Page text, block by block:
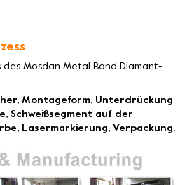
des Mosdan Metal Bond Diamant-
Montageform, Unterdrückung
Schweißsegment auf der
Lasermarkierung, Verpackung.